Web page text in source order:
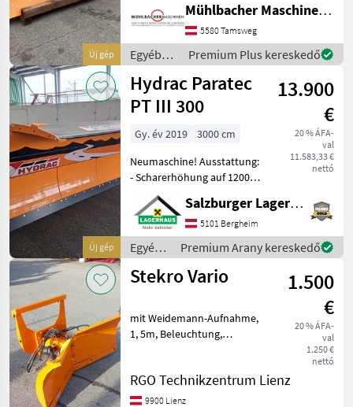
Új gép
erhöht - hydraulische
Seitenverstellung -
abgesichert durch ein
Druckbegrenzung
Mühlbacher Maschinen GmbH
5580 Tamsweg
Egyéb
traktor
tartozékok
/ Hauer
Premium Plus kereskedő
Új gép
Hydrac Paratec
PT III 300
13.900
€
20 % ÁFA-
val
11.583,33 €
nettó
Gy. év 2019
3000 cm
Neumaschine! Ausstattung:
- Scharerhöhung auf 1200
mm - Schneestaubschutz
Plane - Nachlaufräder bis 40
km/h - Anbau Euro 3 Wir
vom Verkaufsteam der LAG
Salzburger Lagerhaus-Technik
5101 Bergheim
Egyéb
traktor
tartozékok
Hydrac
Premium Arany kereskedő
Stekro Vario
1.500
€
20 % ÁFA-
val
1.250 €
nettó
mit Weidemann-Aufnahme,
1, 5m, Beleuchtung,
Egyéb traktor tartozékok
Hóeke
RGO Technikzentrum Lienz
9900 Lienz